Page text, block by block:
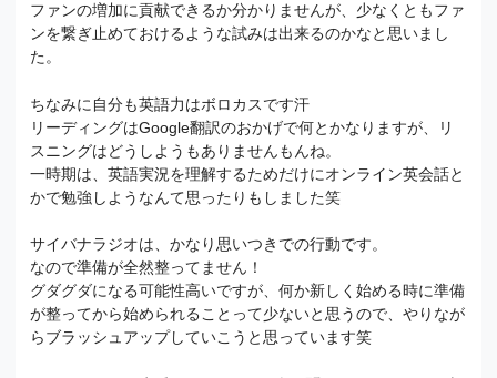
ファンの増加に貢献できるか分かりませんが、少なくともファ
ンを繋ぎ止めておけるような試みは出来るのかなと思いまし
た。
ちなみに自分も英語力はボロカスです汗
リーディングはGoogle翻訳のおかげで何とかなりますが、リ
スニングはどうしようもありませんもんね。
一時期は、英語実況を理解するためだけにオンライン英会話と
かで勉強しようなんて思ったりもしました笑
サイバナラジオは、かなり思いつきでの行動です。
なので準備が全然整ってません！
グダグダになる可能性高いですが、何か新しく始める時に準備
が整ってから始められることって少ないと思うので、やりなが
らブラッシュアップしていこうと思っています笑